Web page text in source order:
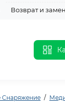
Возврат и
Снаряжение